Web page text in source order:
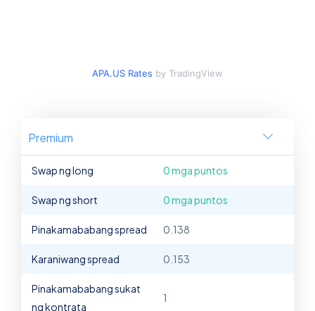
APA.US Rates by TradingView
Premium
Swap ng long 0 mga puntos
Swap ng short 0 mga puntos
Pinakamababang spread 0.138
Karaniwang spread 0.153
Pinakamababang sukat
ng kontrata
1